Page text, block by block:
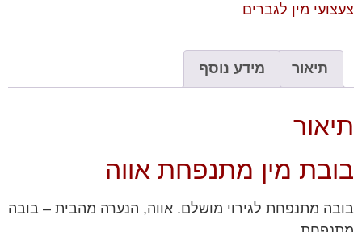
צעצועי מין לגברים
תיאור מידע נוסף
תיאור
בובת מין מתנפחת אווה
בובה מתנפחת לגירוי מושלם. אווה, הנערה מהבית – בובה